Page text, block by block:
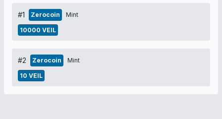
#1 Zerocoin Mint
10000 VEIL
#2 Zerocoin Mint
10 VEIL